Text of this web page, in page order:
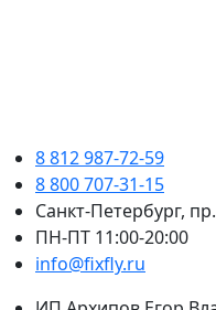
8 812 987-72-59
8 800 707-31-15
Санкт-Петербург,
ПН-ПТ 11:00-20:00
info@fixfly.ru